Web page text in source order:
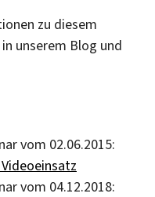
zu diesem
unserem Blog und
vom 02.06.2015:
vom 04.12.2018: